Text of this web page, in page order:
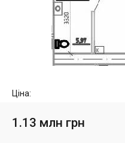
Ціна:
1.13 млн грн